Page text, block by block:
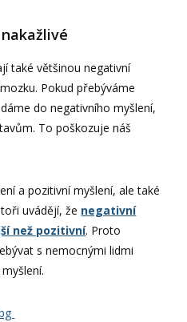
také většinou negativní
Pokud přebýváme
do negativního myšlení,
To poškozuje náš
a pozitivní myšlení, ale také
uvádějí, že negativní
než pozitivní. Proto
s nemocnými lidmi